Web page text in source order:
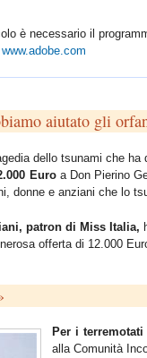
è necessario il
www.adobe.com
aiutato gli
dello tsunami che
Euro a Don Pierino
donne e anziani che lo
patron di Miss Italia,
offerta di 12.000
Per i terremotati
alla Comunità